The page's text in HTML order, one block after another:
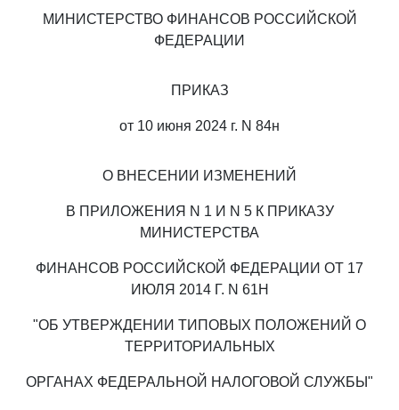
МИНИСТЕРСТВО ФИНАНСОВ РОССИЙСКОЙ
ФЕДЕРАЦИИ
ПРИКАЗ
от 10 июня 2024 г. N 84н
О ВНЕСЕНИИ ИЗМЕНЕНИЙ
В ПРИЛОЖЕНИЯ N 1 И N 5 К ПРИКАЗУ
МИНИСТЕРСТВА
ФИНАНСОВ РОССИЙСКОЙ ФЕДЕРАЦИИ ОТ 17
ИЮЛЯ 2014 Г. N 61Н
"ОБ УТВЕРЖДЕНИИ ТИПОВЫХ ПОЛОЖЕНИЙ О
ТЕРРИТОРИАЛЬНЫХ
ОРГАНАХ ФЕДЕРАЛЬНОЙ НАЛОГОВОЙ СЛУЖБЫ"